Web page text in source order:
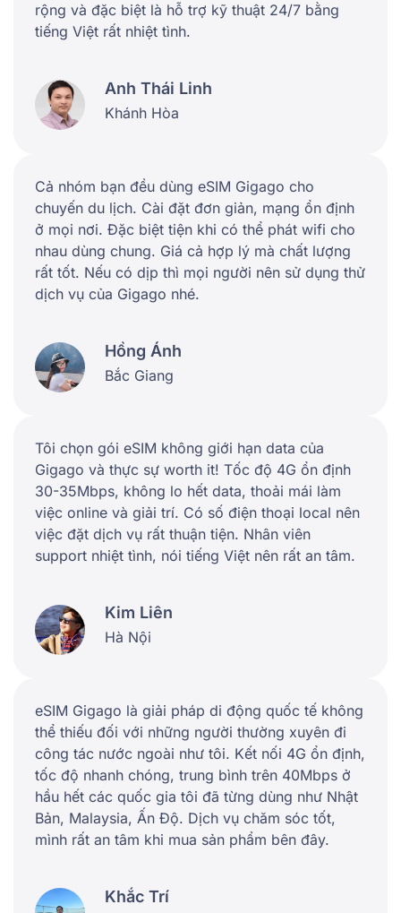
rộng và đặc biệt là hỗ trợ kỹ thuật 24/7 bằng
tiếng Việt rất nhiệt tình.
Anh Thái Linh
Khánh Hòa
Cả nhóm bạn đều dùng eSIM Gigago cho
chuyến du lịch. Cài đặt đơn giản, mạng ổn định
ở mọi nơi. Đặc biệt tiện khi có thể phát wifi cho
nhau dùng chung. Giá cả hợp lý mà chất lượng
rất tốt. Nếu có dịp thì mọi người nên sử dụng thử
dịch vụ của Gigago nhé.
Hồng Ánh
Bắc Giang
Tôi chọn gói eSIM không giới hạn data của
Gigago và thực sự worth it! Tốc độ 4G ổn định
30-35Mbps, không lo hết data, thoải mái làm
việc online và giải trí. Có số điện thoại local nên
việc đặt dịch vụ rất thuận tiện. Nhân viên
support nhiệt tình, nói tiếng Việt nên rất an tâm.
Kim Liên
Hà Nội
eSIM Gigago là giải pháp di động quốc tế không
thể thiếu đối với những người thường xuyên đi
công tác nước ngoài như tôi. Kết nối 4G ổn định,
tốc độ nhanh chóng, trung bình trên 40Mbps ở
hầu hết các quốc gia tôi đã từng dùng như Nhật
Bản, Malaysia, Ấn Độ. Dịch vụ chăm sóc tốt,
mình rất an tâm khi mua sản phẩm bên đây.
Khắc Trí